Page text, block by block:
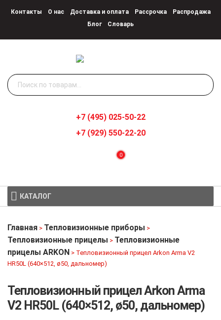
Контакты О нас Доставка и оплата Рассрочка
Распродажа
Блог
Словарь
Искать:
0
+7 (495) 025-50-22
+7 (929) 550-22-20
КАТАЛОГ
Главная > Тепловизионные приборы >
Тепловизионные прицелы > Тепловизионные
прицелы ARKON > Тепловизионный прицел Arkon Arma V2
HR50L (640×512, ø50, дальномер)
Тепловизионный прицел Arkon Arma
V2 HR50L (640×512, ø50, дальномер)